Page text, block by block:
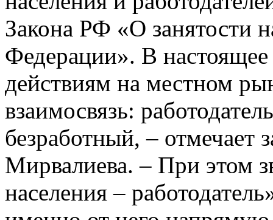
Закона РФ «О занятости
Федерации». В
действиям на местном
взаимосвязь:
безработный, – отмечает
Мирвалиева. – При этом
населения –